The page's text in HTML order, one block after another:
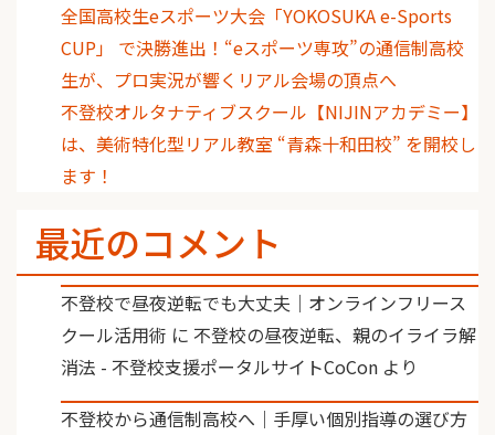
全国高校生eスポーツ大会「YOKOSUKA e-Sports
CUP」 で決勝進出！“eスポーツ専攻”の通信制高校
生が、プロ実況が響くリアル会場の頂点へ
不登校オルタナティブスクール【NIJINアカデミー】
は、美術特化型リアル教室 “青森十和田校” を開校し
ます！
最近のコメント
不登校で昼夜逆転でも大丈夫｜オンラインフリース
クール活用術 に 不登校の昼夜逆転、親のイライラ解
消法 - 不登校支援ポータルサイトCoCon より
不登校から通信制高校へ｜手厚い個別指導の選び方